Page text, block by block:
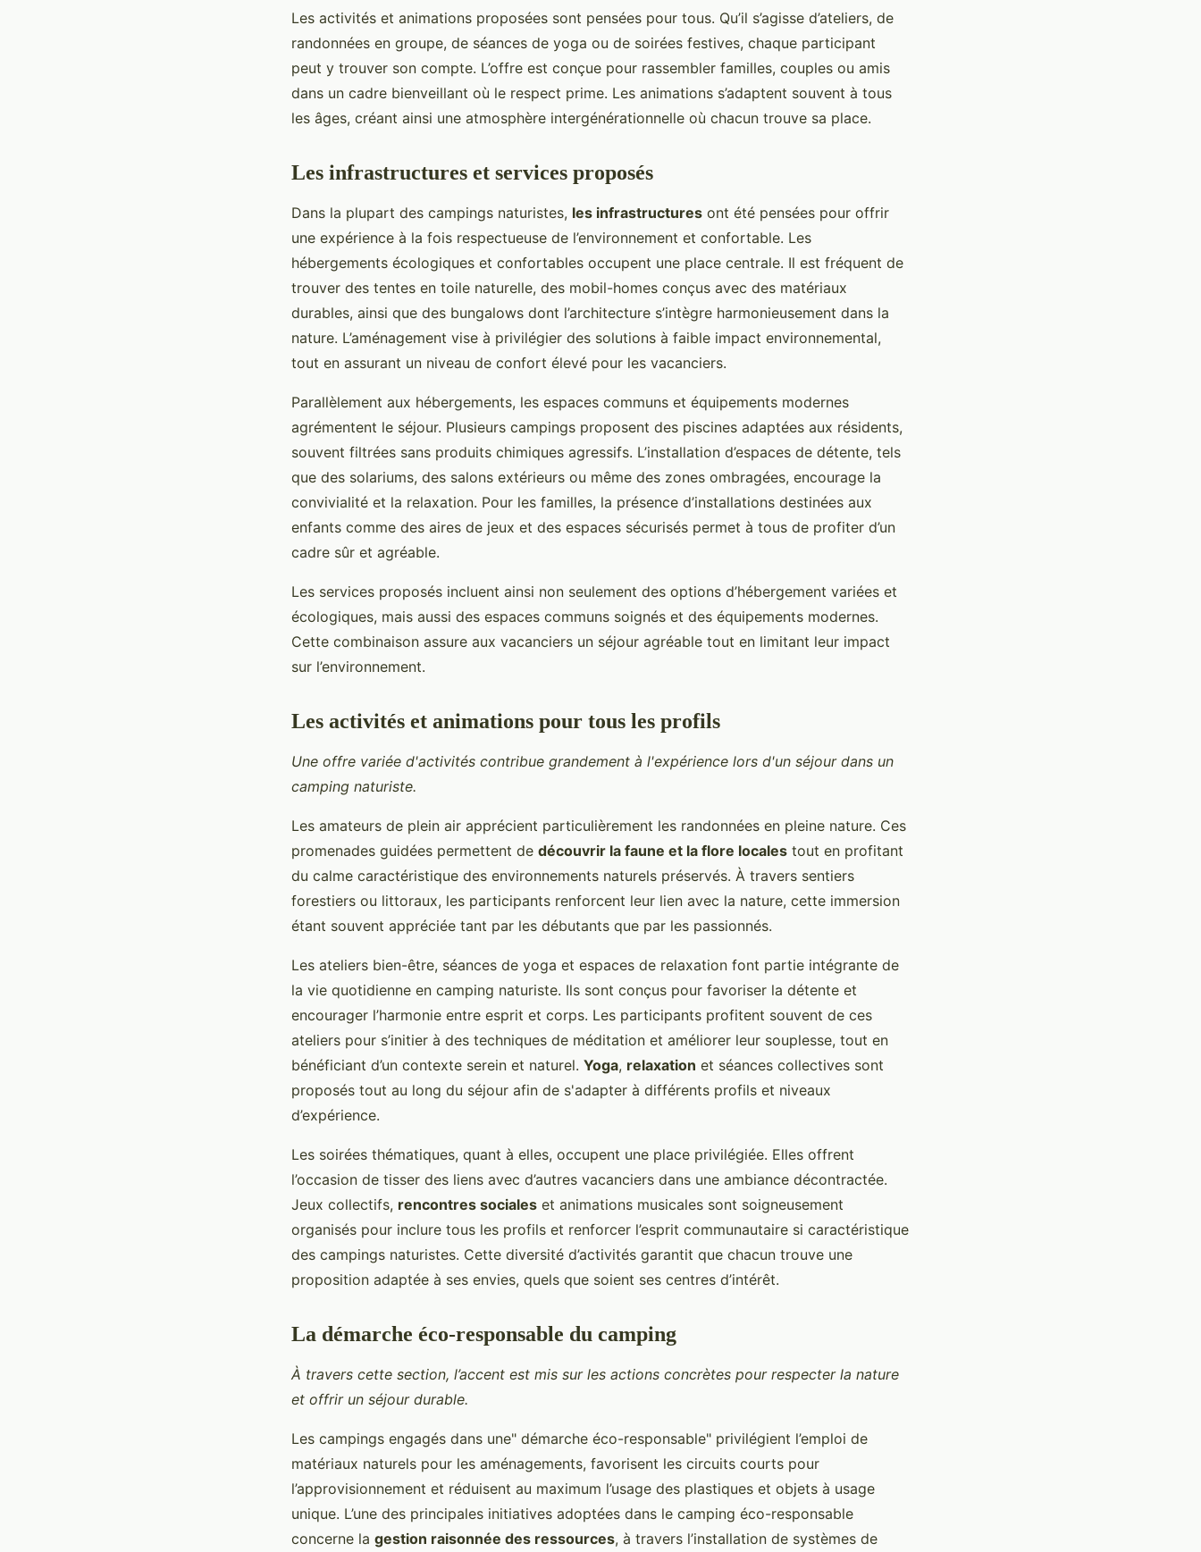
Les activités et animations proposées sont pensées pour tous. Qu’il s’agisse d’ateliers, de
randonnées en groupe, de séances de yoga ou de soirées festives, chaque participant
peut y trouver son compte. L’offre est conçue pour rassembler familles, couples ou amis
dans un cadre bienveillant où le respect prime. Les animations s’adaptent souvent à tous
les âges, créant ainsi une atmosphère intergénérationnelle où chacun trouve sa place.
Les infrastructures et services proposés
Dans la plupart des campings naturistes, les infrastructures ont été pensées pour offrir
une expérience à la fois respectueuse de l’environnement et confortable. Les
hébergements écologiques et confortables occupent une place centrale. Il est fréquent de
trouver des tentes en toile naturelle, des mobil-homes conçus avec des matériaux
durables, ainsi que des bungalows dont l’architecture s’intègre harmonieusement dans la
nature. L’aménagement vise à privilégier des solutions à faible impact environnemental,
tout en assurant un niveau de confort élevé pour les vacanciers.
Parallèlement aux hébergements, les espaces communs et équipements modernes
agrémentent le séjour. Plusieurs campings proposent des piscines adaptées aux résidents,
souvent filtrées sans produits chimiques agressifs. L’installation d’espaces de détente, tels
que des solariums, des salons extérieurs ou même des zones ombragées, encourage la
convivialité et la relaxation. Pour les familles, la présence d’installations destinées aux
enfants comme des aires de jeux et des espaces sécurisés permet à tous de profiter d’un
cadre sûr et agréable.
Les services proposés incluent ainsi non seulement des options d’hébergement variées et
écologiques, mais aussi des espaces communs soignés et des équipements modernes.
Cette combinaison assure aux vacanciers un séjour agréable tout en limitant leur impact
sur l’environnement.
Les activités et animations pour tous les profils
Une offre variée d'activités contribue grandement à l'expérience lors d'un séjour dans un
camping naturiste.
Les amateurs de plein air apprécient particulièrement les randonnées en pleine nature. Ces
promenades guidées permettent de découvrir la faune et la flore locales tout en profitant
du calme caractéristique des environnements naturels préservés. À travers sentiers
forestiers ou littoraux, les participants renforcent leur lien avec la nature, cette immersion
étant souvent appréciée tant par les débutants que par les passionnés.
Les ateliers bien-être, séances de yoga et espaces de relaxation font partie intégrante de
la vie quotidienne en camping naturiste. Ils sont conçus pour favoriser la détente et
encourager l’harmonie entre esprit et corps. Les participants profitent souvent de ces
ateliers pour s’initier à des techniques de méditation et améliorer leur souplesse, tout en
bénéficiant d’un contexte serein et naturel. Yoga, relaxation et séances collectives sont
proposés tout au long du séjour afin de s'adapter à différents profils et niveaux
d’expérience.
Les soirées thématiques, quant à elles, occupent une place privilégiée. Elles offrent
l’occasion de tisser des liens avec d’autres vacanciers dans une ambiance décontractée.
Jeux collectifs, rencontres sociales et animations musicales sont soigneusement
organisés pour inclure tous les profils et renforcer l’esprit communautaire si caractéristique
des campings naturistes. Cette diversité d’activités garantit que chacun trouve une
proposition adaptée à ses envies, quels que soient ses centres d’intérêt.
La démarche éco-responsable du camping
À travers cette section, l’accent est mis sur les actions concrètes pour respecter la nature
et offrir un séjour durable.
Les campings engagés dans une" démarche éco-responsable" privilégient l’emploi de
matériaux naturels pour les aménagements, favorisent les circuits courts pour
l’approvisionnement et réduisent au maximum l’usage des plastiques et objets à usage
unique. L’une des principales initiatives adoptées dans le camping éco-responsable
concerne la gestion raisonnée des ressources, à travers l’installation de systèmes de